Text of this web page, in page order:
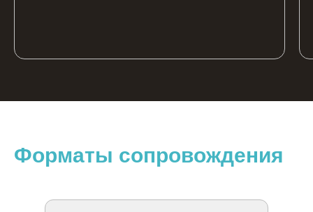
Форматы сопровождения